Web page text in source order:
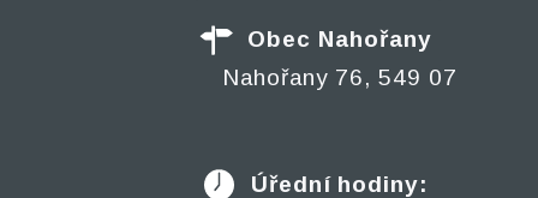
Obec Nahořany
Nahořany 76, 549 07
Úřední hodiny: